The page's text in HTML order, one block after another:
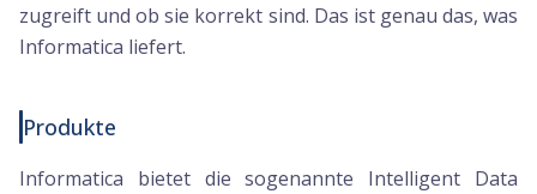
zugreift und ob sie korrekt sind. Das ist genau das, was
Informatica liefert.
Produkte
Informatica bietet die sogenannte Intelligent Data